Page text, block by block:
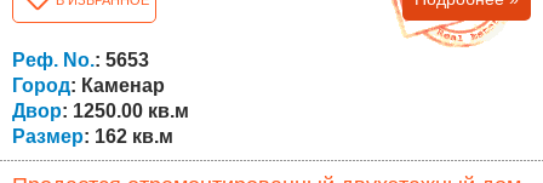
второй этаж. Второй этаж (мансардный): три спальни,
коридор, две террасы и ванная комната с туалетом. Дом
отремонтирован, с новым стеклопакетом и новой
отремонтированной крышей....
Реф. No.: 5653
Город: Каменар
Двор: 1250.00 кв.м
Размер: 162 кв.м